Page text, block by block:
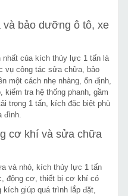
bảo dưỡng ô tô, xe
nhất của kích thủy lực 1 tấn là
vụ công tác sửa chữa, bảo
một cách nhẹ nhàng, ổn định,
kiểm tra hệ thống phanh, gầm
trọng 1 tấn, kích đặc biệt phù
đình.
cơ khí và sửa chữa
và nhỏ, kích thủy lực 1 tấn
động cơ, thiết bị cơ khí có
giúp quá trình lắp đặt,